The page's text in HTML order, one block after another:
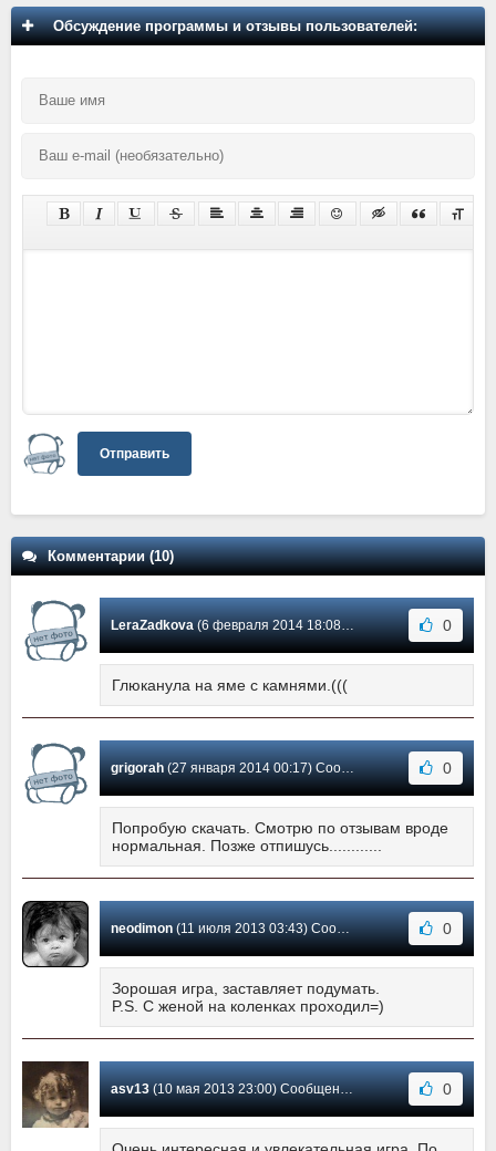
Обсуждение программы и отзывы пользователей:
Отправить
Комментарии (10)
LeraZadkova(6 февраля 2014 18:08) Сообщение #10 0
Глюканула на яме с камнями.(((
grigorah(27 января 2014 00:17) Сообщение #9 0
Попробую скачать. Смотрю по отзывам вроде
нормальная. Позже отпишусь............
neodimon(11 июля 2013 03:43) Сообщение #8 0
Зорошая игра, заставляет подумать.
P.S. C женой на коленках проходил=)
asv13(10 мая 2013 23:00) Сообщение #7 0